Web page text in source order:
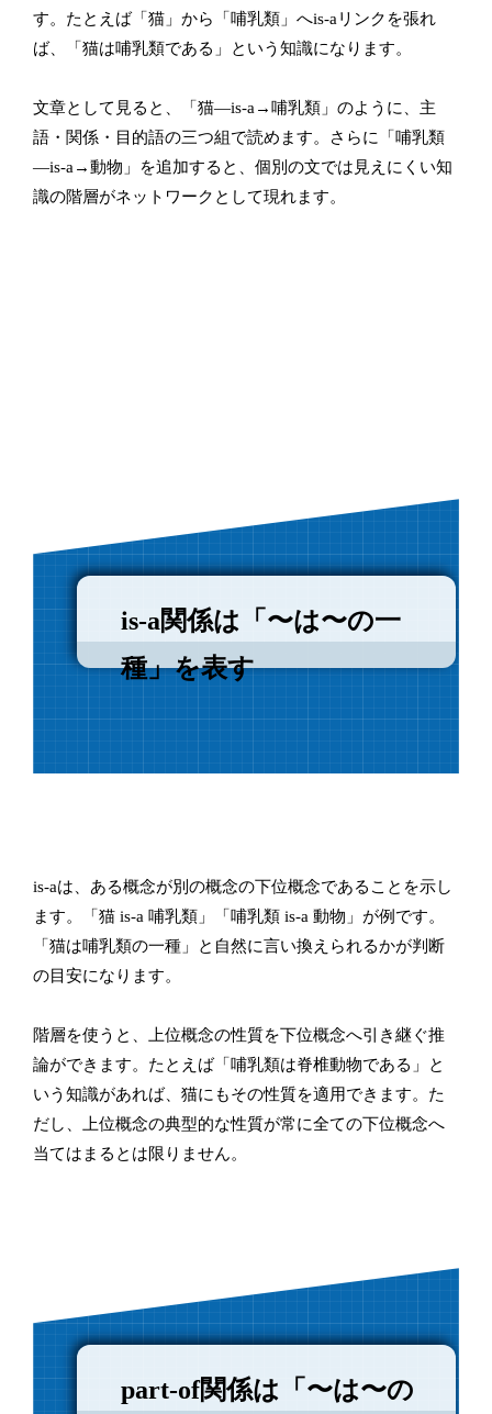
す。たとえば「猫」から「哺乳類」へis-aリンクを張れ
ば、「猫は哺乳類である」という知識になります。
文章として見ると、「猫―is-a→哺乳類」のように、主
語・関係・目的語の三つ組で読めます。さらに「哺乳類
―is-a→動物」を追加すると、個別の文では見えにくい知
識の階層がネットワークとして現れます。
is-a関係は「〜は〜の一
種」を表す
is-aは、ある概念が別の概念の下位概念であることを示し
ます。「猫 is-a 哺乳類」「哺乳類 is-a 動物」が例です。
「猫は哺乳類の一種」と自然に言い換えられるかが判断
の目安になります。
階層を使うと、上位概念の性質を下位概念へ引き継ぐ推
論ができます。たとえば「哺乳類は脊椎動物である」と
いう知識があれば、猫にもその性質を適用できます。た
だし、上位概念の典型的な性質が常に全ての下位概念へ
当てはまるとは限りません。
part-of関係は「〜は〜の